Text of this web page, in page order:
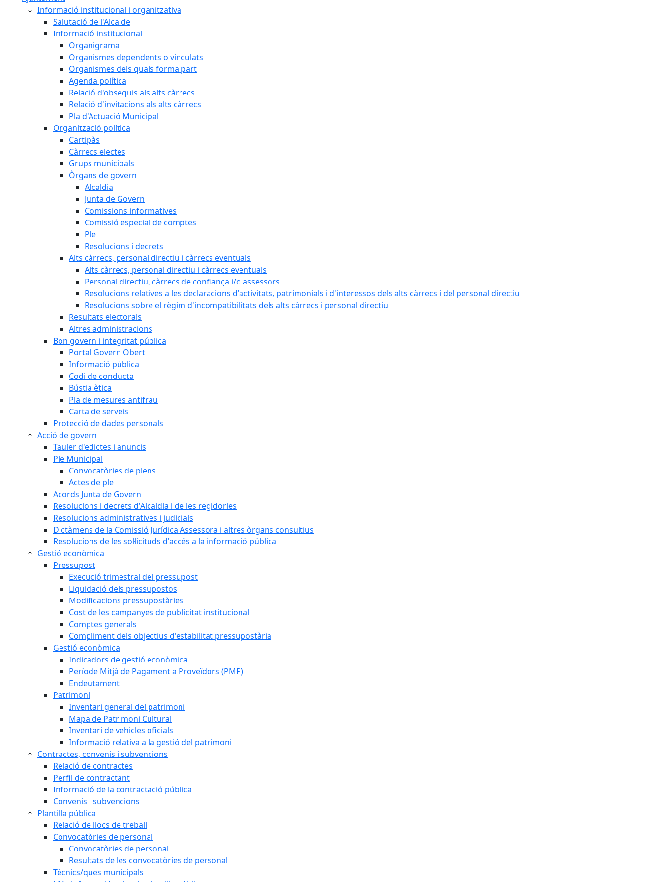
Informació institucional i organitzativa
Salutació de l'Alcalde
Informació institucional
Organigrama
Organismes dependents o vinculats
Organismes dels quals forma part
Agenda política
Relació d'obsequis als alts càrrecs
Relació d'invitacions als alts càrrecs
Pla d'Actuació Municipal
Organització política
Cartipàs
Càrrecs electes
Grups municipals
Òrgans de govern
Alcaldia
Junta de Govern
Comissions informatives
Comissió especial de comptes
Ple
Resolucions i decrets
Alts càrrecs, personal directiu i càrrecs eventuals
Alts càrrecs, personal directiu i càrrecs eventuals
Personal directiu, càrrecs de confiança i/o assessors
Resolucions relatives a les declaracions d'activitats, patrimonials i d'interessos dels alts càrrecs i del personal directiu
Resolucions sobre el règim d'incompatibilitats dels alts càrrecs i personal directiu
Resultats electorals
Altres administracions
Bon govern i integritat pública
Portal Govern Obert
Informació pública
Codi de conducta
Bústia ètica
Pla de mesures antifrau
Carta de serveis
Protecció de dades personals
Acció de govern
Tauler d'edictes i anuncis
Ple Municipal
Convocatòries de plens
Actes de ple
Acords Junta de Govern
Resolucions i decrets d'Alcaldia i de les regidories
Resolucions administratives i judicials
Dictàmens de la Comissió Jurídica Assessora i altres òrgans consultius
Resolucions de les sol·licituds d'accés a la informació pública
Gestió econòmica
Pressupost
Execució trimestral del pressupost
Liquidació dels pressupostos
Modificacions pressupostàries
Cost de les campanyes de publicitat institucional
Comptes generals
Compliment dels objectius d'estabilitat pressupostària
Gestió econòmica
Indicadors de gestió econòmica
Període Mitjà de Pagament a Proveïdors (PMP)
Endeutament
Patrimoni
Inventari general del patrimoni
Mapa de Patrimoni Cultural
Inventari de vehicles oficials
Informació relativa a la gestió del patrimoni
Contractes, convenis i subvencions
Relació de contractes
Perfil de contractant
Informació de la contractació pública
Convenis i subvencions
Plantilla pública
Relació de llocs de treball
Convocatòries de personal
Convocatòries de personal
Resultats de les convocatòries de personal
Tècnics/ques municipals